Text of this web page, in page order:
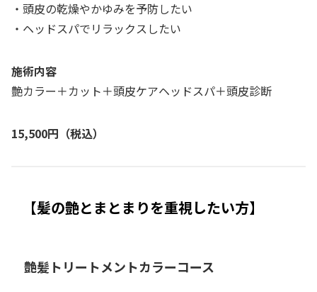
・頭皮の乾燥やかゆみを予防したい
・ヘッドスパでリラックスしたい
施術内容
艶カラー＋カット＋頭皮ケアヘッドスパ＋頭皮診断
15,500円（税込）
【髪の艶とまとまりを重視したい方】
艶髪トリートメントカラーコース